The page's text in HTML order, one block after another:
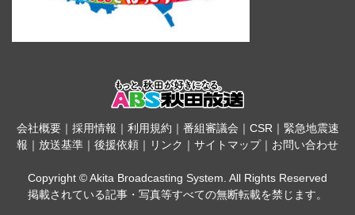
会社概要｜ 採用情報 ｜ 利用規約 ｜ 番組審議会 ｜ CSR｜ 緊急地震速
報 ｜ 放送基準 ｜ 後援依頼 ｜ リンク ｜ サイトマップ｜ お問い合わせ
Copyright © Akita Broadcasting System. All Rights Reserved
掲載されている記事・写真等すべての無断転載を禁じます。